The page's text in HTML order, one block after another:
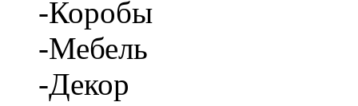
-Коробы
-Мебель
-Декор